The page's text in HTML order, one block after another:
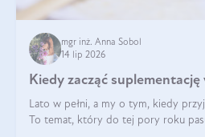
mgr inż. Anna Sobol
14 lip 2026
Kiedy zacząć
Lato w pełni, a my o tym, kiedy
To temat, który do tej pory roku